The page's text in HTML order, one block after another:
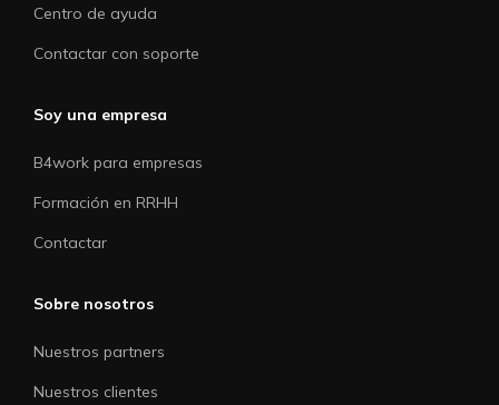
Centro de ayuda
Contactar con soporte
Soy una empresa
B4work para empresas
Formación en RRHH
Contactar
Sobre nosotros
Nuestros partners
Nuestros clientes